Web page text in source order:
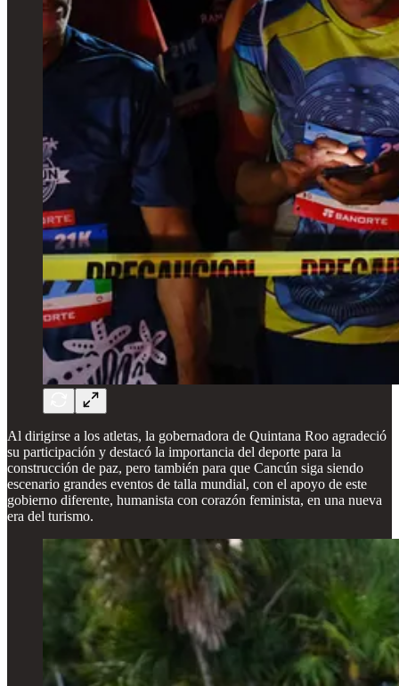
Al dirigirse a los atletas, la gobernadora de Quintana Roo agradeció
su participación y destacó la importancia del deporte para la
construcción de paz, pero también para que Cancún siga siendo
escenario grandes eventos de talla mundial, con el apoyo de este
gobierno diferente, humanista con corazón feminista, en una nueva
era del turismo.